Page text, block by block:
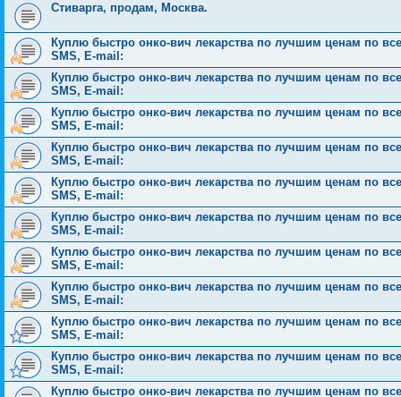
Стиварга, продам, Москва.
Куплю быстро онко-вич лекарства по лучшим ценам по
SMS, E-mail:
Куплю быстро онко-вич лекарства по лучшим ценам по
SMS, E-mail:
Куплю быстро онко-вич лекарства по лучшим ценам по
SMS, E-mail:
Куплю быстро онко-вич лекарства по лучшим ценам по
SMS, E-mail:
Куплю быстро онко-вич лекарства по лучшим ценам по
SMS, E-mail:
Куплю быстро онко-вич лекарства по лучшим ценам по
SMS, E-mail:
Куплю быстро онко-вич лекарства по лучшим ценам по
SMS, E-mail:
Куплю быстро онко-вич лекарства по лучшим ценам по
SMS, E-mail:
Куплю быстро онко-вич лекарства по лучшим ценам по
SMS, E-mail:
Куплю быстро онко-вич лекарства по лучшим ценам по
SMS, E-mail:
Куплю быстро онко-вич лекарства по лучшим ценам по